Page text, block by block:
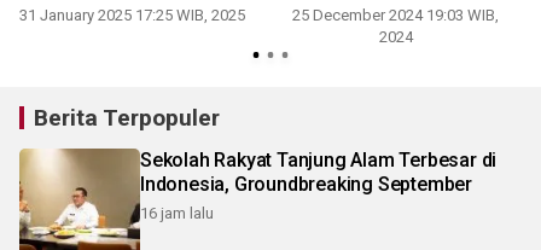
31 January 2025 17:25 WIB, 2025
25 December 2024 19:03 WIB,
2024
Berita Terpopuler
Sekolah Rakyat Tanjung Alam Terbesar di
Indonesia, Groundbreaking September
16 jam lalu